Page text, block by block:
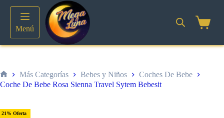
contenido
Menú
Inicio
Más Categorías Bebes y Niños
Coches De Bebe
Coche De Bebe Rosa Sienna Travel Sytem Bebesit
21% Oferta